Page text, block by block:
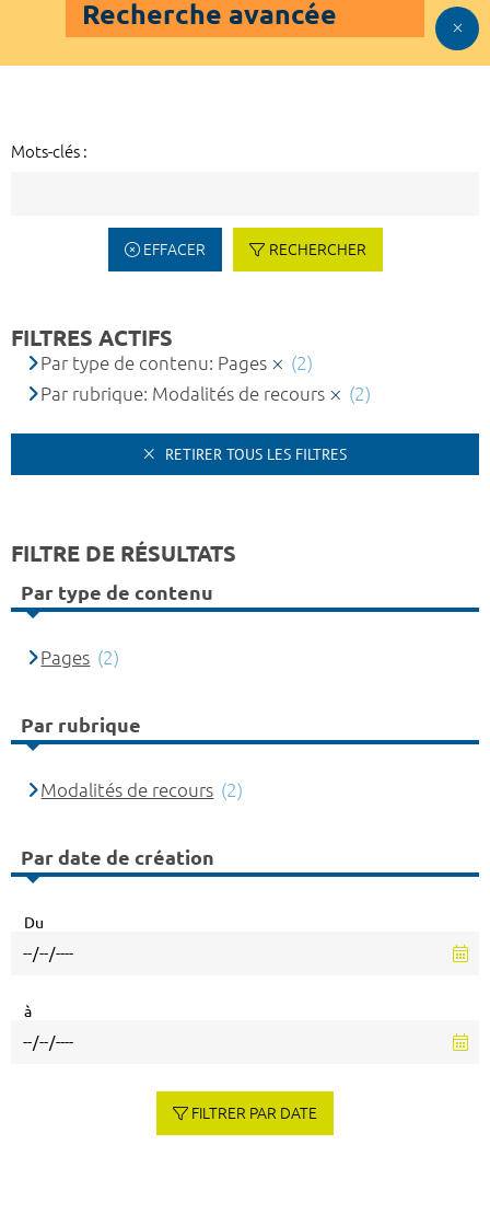
Recherche avancée
Mots-clés :
EFFACER RECHERCHER
FILTRES ACTIFS
Par type de contenu: Pages
(2)
Par rubrique: Modalités de recours
(2)
RETIRER TOUS LES FILTRES
FILTRE DE RÉSULTATS
Par type de contenu
Pages (2)
Par rubrique
Modalités de recours (2)
Par date de création
Du
à
FILTRER PAR DATE